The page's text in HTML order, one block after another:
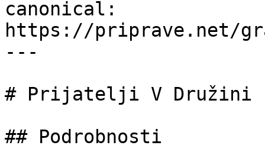
canonical:
https://priprave.net/
---
# Prijatelji V Družini
## Podrobnosti